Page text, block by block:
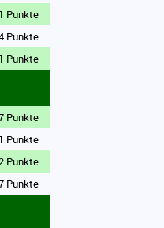
Punkte
Punkte
Punkte
Punkte
Punkte
Punkte
Punkte